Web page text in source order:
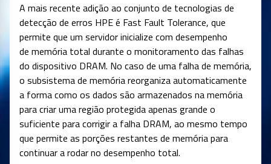
A mais recente adição ao conjunto de tecnologias de
detecção de erros HPE é Fast Fault Tolerance, que
permite que um servidor inicialize com desempenho
de memória total durante o monitoramento das falhas
do dispositivo DRAM. No caso de uma falha de memória,
o subsistema de memória reorganiza automaticamente
a forma como os dados são armazenados na memória
para criar uma região protegida apenas grande o
suficiente para corrigir a falha DRAM, ao mesmo tempo
que permite as porções restantes de memória para
continuar a rodar no desempenho total.